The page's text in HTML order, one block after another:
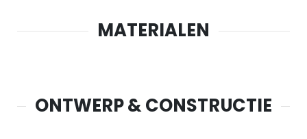
MATERIALEN
ONTWERP & CONSTRUCTIE